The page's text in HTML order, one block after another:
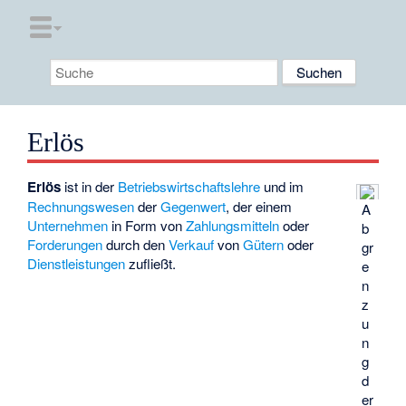
Erlös
A
b
gr
e
n
z
u
n
g
d
er
Erlös ist in der Betriebswirtschaftslehre und im
RechnungswesenderGegenwert, der einem
Unternehmen in Form vonZahlungsmittelnoder
Forderungendurch denVerkaufvonGüternoder
Dienstleistungenzufließt.